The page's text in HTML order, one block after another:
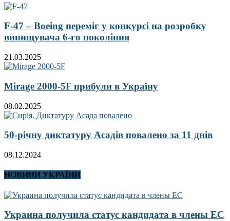
F-47 – Boeing переміг у конкурсі на розробку
винищувача 6-го покоління
21.03.2025
Mirage 2000-5F прибули в Україну
08.02.2025
50-річну диктатуру Асадів повалено за 11 днів
08.12.2024
НОВИНИ УКРАЇНИ
Украина получила статус кандидата в члены ЕС